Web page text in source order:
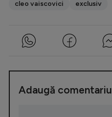
cleo vaiscovici exclusiv
Adaugă comentariu